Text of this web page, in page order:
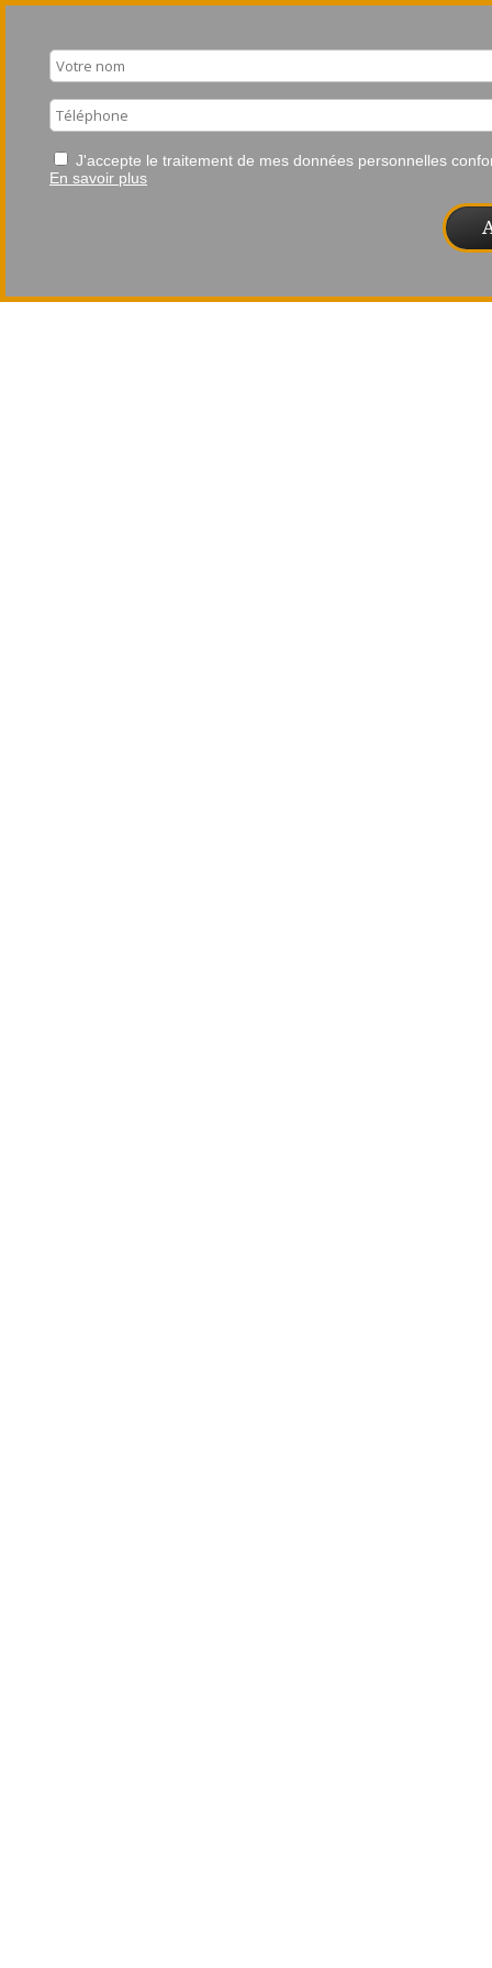
J'accepte le traitement de mes données personnelles
En savoir plus